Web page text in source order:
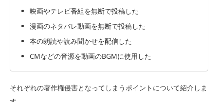
映画やテレビ番組を無断で投稿した
漫画のネタバレ動画を無断で投稿した
本の朗読や読み聞かせを配信した
CMなどの音源を動画のBGMに使用した
それぞれの著作権侵害となってしまうポイントについて紹介しま